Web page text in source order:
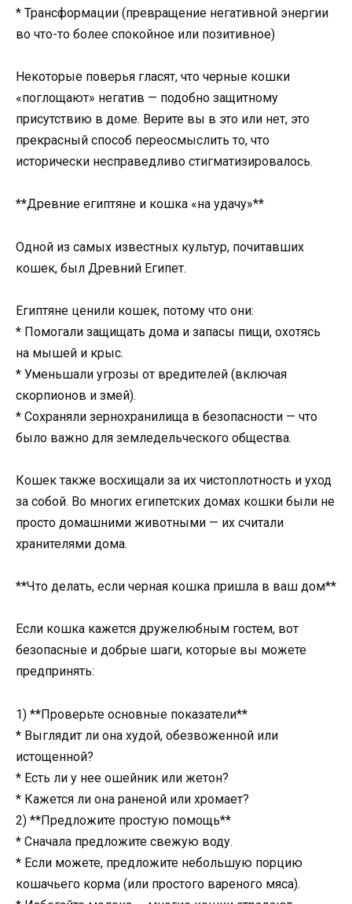
* Трансформации (превращение негативной энергии
во что-то более спокойное или позитивное)
Некоторые поверья гласят, что черные кошки
«поглощают» негатив — подобно защитному
присутствию в доме. Верите вы в это или нет, это
прекрасный способ переосмыслить то, что
исторически несправедливо стигматизировалось.
**Древние египтяне и кошка «на удачу»**
Одной из самых известных культур, почитавших
кошек, был Древний Египет.
Египтяне ценили кошек, потому что они:
* Помогали защищать дома и запасы пищи, охотясь
на мышей и крыс.
* Уменьшали угрозы от вредителей (включая
скорпионов и змей).
* Сохраняли зернохранилища в безопасности — что
было важно для земледельческого общества.
Кошек также восхищали за их чистоплотность и уход
за собой. Во многих египетских домах кошки были не
просто домашними животными — их считали
хранителями дома.
**Что делать, если черная кошка пришла в ваш дом**
Если кошка кажется дружелюбным гостем, вот
безопасные и добрые шаги, которые вы можете
предпринять:
1) **Проверьте основные показатели**
* Выглядит ли она худой, обезвоженной или
истощенной?
* Есть ли у нее ошейник или жетон?
* Кажется ли она раненой или хромает?
2) **Предложите простую помощь**
* Сначала предложите свежую воду.
* Если можете, предложите небольшую порцию
кошачьего корма (или простого вареного мяса).